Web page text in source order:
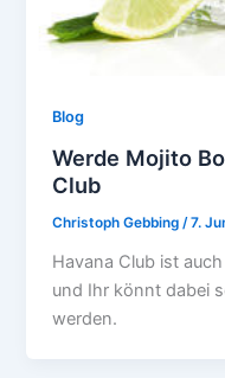
Blog
Werde Mojito
Club
Christoph Gebbing/7.
Havana Club ist
und Ihr könnt dabei
werden.